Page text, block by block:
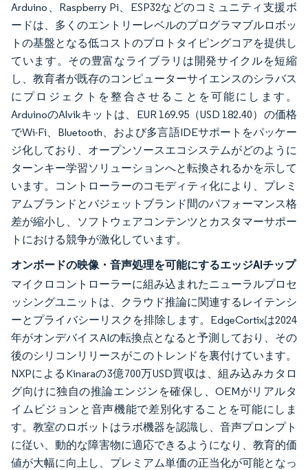
Arduino、Raspberry Pi、ESP32などのコミュニティ支援ボ
ードは、多くのエントリーレベルのプログラマブルロボッ
トの基盤となる低コストのプロトタイピングコアを提供し
ています。その豊富なライブラリは開発サイクルを短縮
し、教育者が既存のコンピューターサイエンスのシラバス
にプロジェクトを整合させることを可能にします。
ArduinoのAlvikキットは、EUR 169.95（USD 182.40）の価格
でWi-Fi、Bluetooth、および多言語IDEサポートをパッケー
ジ化しており、オープンソースエコシステムがどのように
ターンキー学習ソリューションへと転換されるかを示して
います。コントローラーのコモディティ化により、プレミ
アムブランドとバジェットブランド間のパフォーマンス格
差が縮小し、ソフトウェアコンテンツとカスタマーサポー
トにおける競争が激化しています。
オンボードの映像・音声処理を可能にするエッジAIチップ
マイクロコントローラーに組み込まれたニューラルプロセ
ッシングユニットは、クラウド推論に関連するレイテンシ
ーとプライバシーリスクを排除します。EdgeCortixは2024
年がオンデバイスAIの転換点となると予測しており、その
後のシリコンリリースがこのトレンドを裏付けています。
NXPによるKinaraの3億700万USD買収は、組み込みカタロ
グ向けに独自の推論エンジンを確保し、OEMがリアルタ
イムビジョンと音声機能で差別化することを可能にしま
す。教室のロボットはラボ機器を認識し、音声プロンプト
に従い、動的な障害物に適応できるようになり、教育的価
値が大幅に向上し、プレミアム単価の正当化が可能となっ